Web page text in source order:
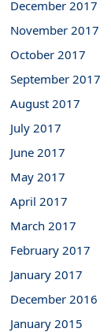
December 2017
November 2017
October 2017
September 2017
August 2017
July 2017
June 2017
May 2017
April 2017
March 2017
February 2017
January 2017
December 2016
January 2015